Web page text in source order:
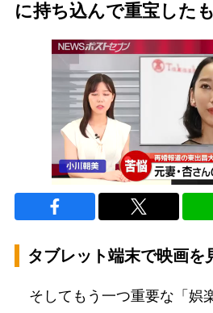
に持ち込んで重宝した
タブレット端末で映画を
そしてもう一つ重要な「娯